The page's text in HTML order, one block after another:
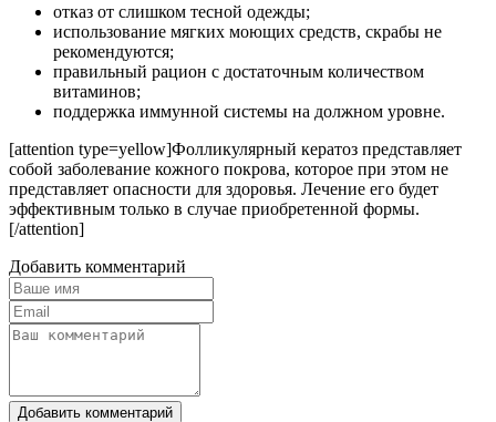
отказ от слишком тесной одежды;
использование мягких моющих средств, скрабы не
рекомендуются;
правильный рацион с достаточным количеством
витаминов;
поддержка иммунной системы на должном уровне.
[attention type=yellow]Фолликулярный кератоз представляет
собой заболевание кожного покрова, которое при этом не
представляет опасности для здоровья. Лечение его будет
эффективным только в случае приобретенной формы.
[/attention]
Добавить комментарий
Добавить комментарий